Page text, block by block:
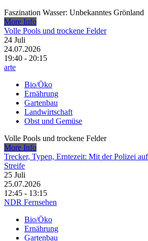
Faszination Wasser: Unbekanntes Grönland
More Info
Volle Pools und trockene Felder
24 Juli
24.07.2026
19:40 - 20:15
arte
Bio/Öko
Ernährung
Gartenbau
Landwirtschaft
Obst und Gemüse
Volle Pools und trockene Felder
More Info
Trecker, Typen, Erntezeit: Mit der Polizei
Streife
25 Juli
25.07.2026
12:45 - 13:15
NDR Fernsehen
Bio/Öko
Ernährung
Gartenbau